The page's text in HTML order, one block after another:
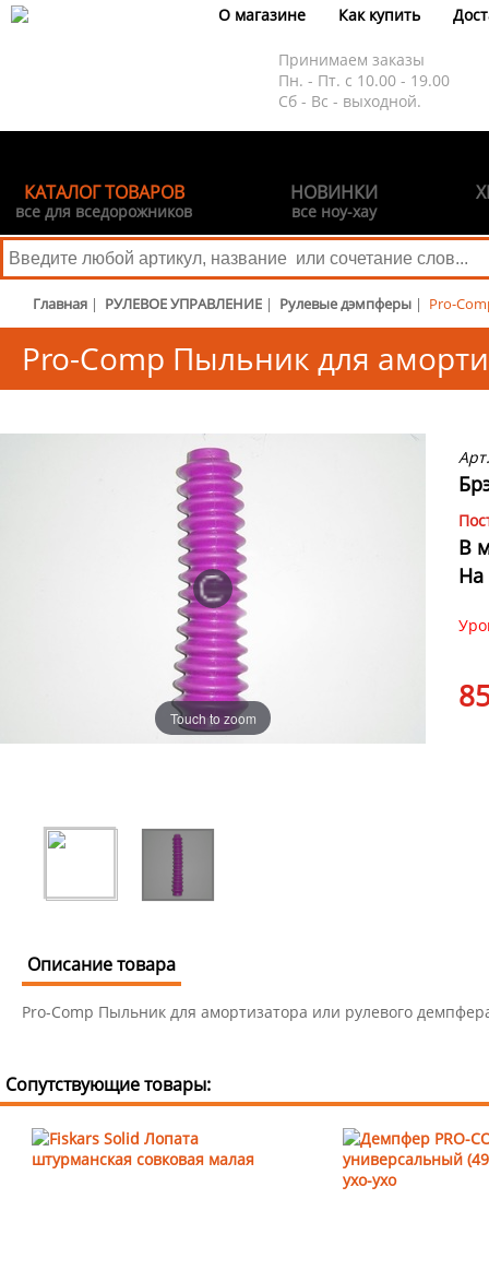
О магазине Как купить
Принимаем заказы
Пн. - Пт. с 10.00 - 19.00
Сб - Вс - выходной.
КАТАЛОГ ТОВАРОВ
все для вседорожников
НОВИНКИ
все ноу-хау
Главная | РУЛЕВОЕ УПРАВЛЕНИЕ | Рулевые дэмпферы | Pro-
Pro-Comp Пыльник для
Touch to zoom
В
На
Описание товара
Pro-Comp Пыльник для амортизатора или рулевого
Сопутствующие товары: